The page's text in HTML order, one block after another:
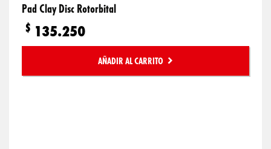
Pad Clay Disc Rotorbital
$ 135.250
AÑADIR AL CARRITO